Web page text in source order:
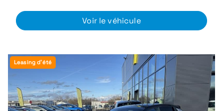
Voir le véhicule
Leasing d'été